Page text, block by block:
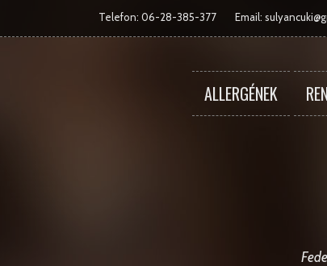
Telefon: 06-28-385-377 Email:
ALLERGÉNEK